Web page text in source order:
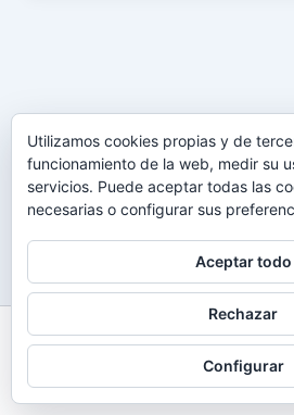
Todos los derechos ©
Utilizamos cookies propias y de
funcionamiento de la web, medir su
servicios. Puede aceptar todas las
necesarias o configurar sus
Aceptar todo
Rechazar
Configurar